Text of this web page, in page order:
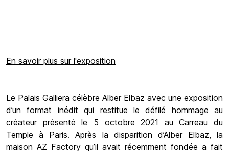
En savoir plus sur l'exposition
Le Palais Galliera célèbre Alber Elbaz avec une exposition
d’un format inédit qui restitue le défilé hommage au
créateur présenté le 5 octobre 2021 au Carreau du
Temple à Paris. Après la disparition d’Alber Elbaz, la
maison AZ Factory qu’il avait récemment fondée a fait